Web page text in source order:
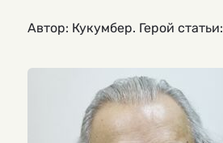
Автор: Кукумбер. Герой статьи: